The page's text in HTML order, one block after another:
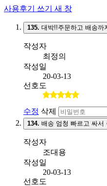
사용후기 쓰기 새 창
135. 대박!!주문하고 배송까
작성자
최정의
작성일
20-03-13
선호도
수정 삭제
134. 배송 엄청 빠르고 싸서
작성자
조대용
작성일
20-03-13
선호도